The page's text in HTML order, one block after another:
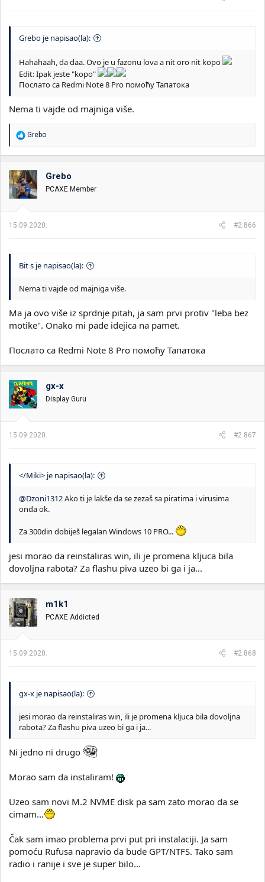
Grebo je napisao(la):
Hahahaah, da daa. Ovo je u fazonu lova a nit oro nit kopo
Edit: Ipak jeste "kopo"
Послато са Redmi Note 8 Pro помоћу Тапатока
Nema ti vajde od majniga više.
R
a
o
v
a
n
:
Grebo
Grebo
PCAXE Member
15.09.2020. #2.866
Bit s je napisao(la):
Nema ti vajde od majniga više.
Ma ja ovo više iz sprdnje pitah, ja sam prvi protiv "leba bez
motike". Onako mi pade idejica na pamet.
Послато са Redmi Note 8 Pro помоћу Тапатока
gx-x
Display Guru
15.09.2020. #2.867
</Miki> je napisao(la):
@Dzoni1312Ako ti je lakše da se zezaš sa piratima i virusima
onda ok.
Za 300din dobiješ legalan Windows 10 PRO...
jesi morao da reinstaliras win, ili je promena kljuca bila
dovoljna rabota? Za flashu piva uzeo bi ga i ja...
m1k1
PCAXE Addicted
15.09.2020. #2.868
gx-x je napisao(la):
jesi morao da reinstaliras win, ili je promena kljuca bila dovoljna
rabota? Za flashu piva uzeo bi ga i ja...
Ni jedno ni drugo
Morao sam da instaliram!
Uzeo sam novi M.2 NVME disk pa sam zato morao da se
cimam...
Čak sam imao problema prvi put pri instalaciji. Ja sam
pomoću Rufusa napravio da bude GPT/NTFS. Tako sam
radio i ranije i sve je super bilo...